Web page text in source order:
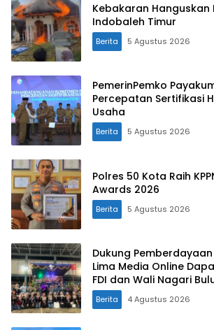
Kebakaran Hanguskan
Indobaleh Timur
Berita 5 Agustus 2026
PemerinPemko
Percepatan Sertifikasi
Usaha
Berita 5 Agustus 2026
Polres 50 Kota Raih
Awards 2026
Berita 5 Agustus 2026
Dukung
Lima Media Online
FDI dan Wali Nagari
Berita 4 Agustus 2026